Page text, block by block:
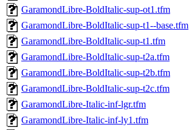
GaramondLibre-BoldItalic-sup-ot1.tfm
GaramondLibre-BoldItalic-sup-t1--base.tfm
GaramondLibre-BoldItalic-sup-t1.tfm
GaramondLibre-BoldItalic-sup-t2a.tfm
GaramondLibre-BoldItalic-sup-t2b.tfm
GaramondLibre-BoldItalic-sup-t2c.tfm
GaramondLibre-Italic-inf-lgr.tfm
GaramondLibre-Italic-inf-ly1.tfm